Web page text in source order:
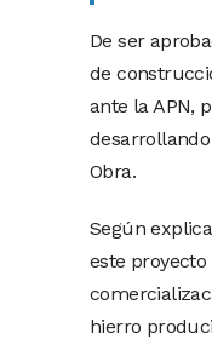
De ser
de
ante la APN,
Obra.
Según
este proyecto
hierro